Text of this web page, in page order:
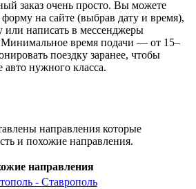
заказ очень просто. Вы можете
форму на сайте (выбрав дату и время),
или написать в мессенджеры
Минимальное время подачи — от 15–
поездку заранее, чтобы
авто нужного класса.
направления которые
и похожие направления.
направления
- Ставрополь